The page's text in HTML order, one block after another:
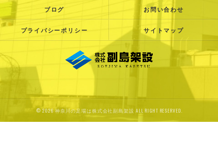
ブログ お問い合わせ
プライバシーポリシー サイトマップ
© 2026 神奈川の足場は株式会社副島架設 ALL RIGHT RESERVED.